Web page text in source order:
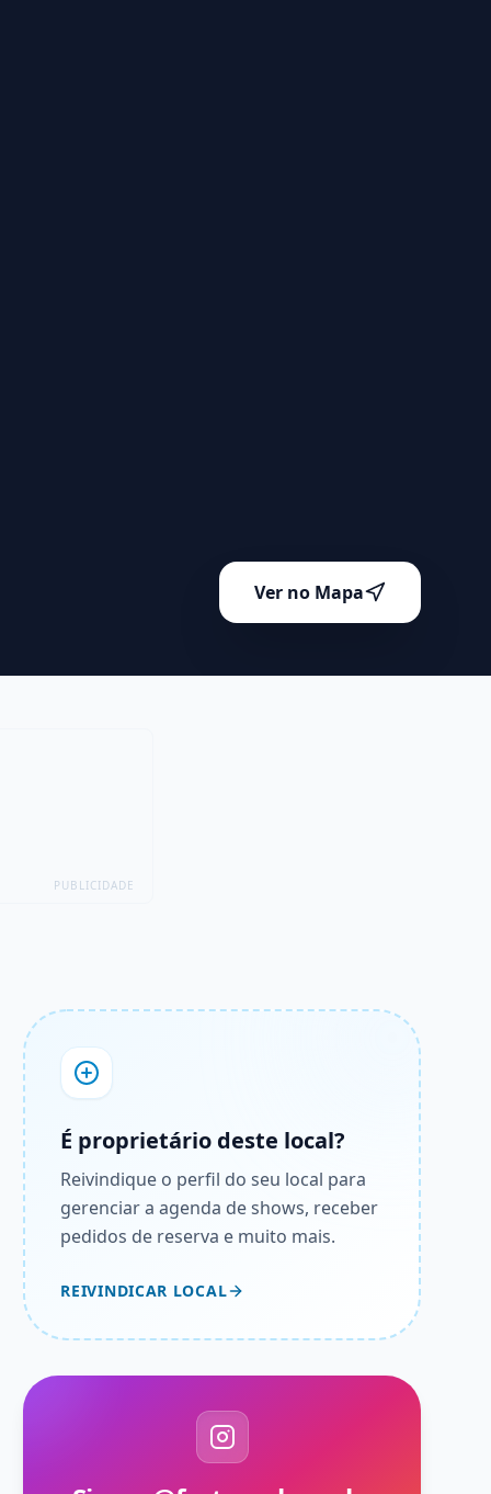
Ver no Mapa
PUBLICIDADE
É proprietário deste local?
Reivindique o perfil do seu local para
gerenciar a agenda de shows, receber
pedidos de reserva e muito mais.
REIVINDICAR LOCAL